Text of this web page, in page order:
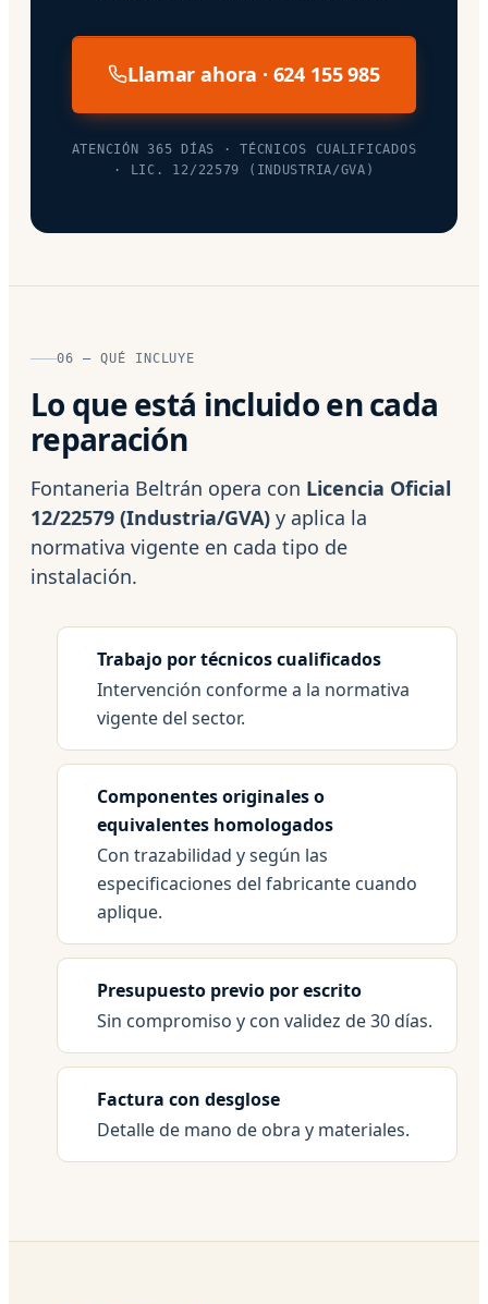
Llamar ahora · 624 155 985
ATENCIÓN 365 DÍAS · TÉCNICOS CUALIFICADOS
· LIC. 12/22579 (INDUSTRIA/GVA)
06 — QUÉ INCLUYE
Lo que está incluido en cada
reparación
Fontaneria Beltrán opera con Licencia Oficial
12/22579 (Industria/GVA) y aplica la
normativa vigente en cada tipo de
instalación.
Trabajo por técnicos cualificados
Intervención conforme a la normativa
vigente del sector.
Componentes originales o
equivalentes homologados
Con trazabilidad y según las
especificaciones del fabricante cuando
aplique.
Presupuesto previo por escrito
Sin compromiso y con validez de 30 días.
Factura con desglose
Detalle de mano de obra y materiales.